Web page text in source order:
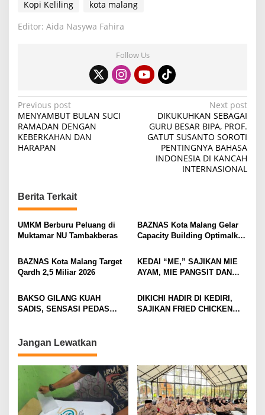
Kopi Keliling
kota malang
Editor: Aida Nasywa Fahira
Follow Us
P
o
s
a
v
i
g
a
t
o
Previous post
MENYAMBUT BULAN SUCI
RAMADAN DENGAN
KEBERKAHAN DAN
HARAPAN
Next post
DIKUKUHKAN SEBAGAI
GURU BESAR BIPA, PROF.
GATUT SUSANTO SOROTI
PENTINGNYA BAHASA
INDONESIA DI KANCAH
INTERNASIONAL
Berita Terkait
UMKM Berburu Peluang di
Muktamar NU Tambakberas
BAZNAS Kota Malang Gelar
Capacity Building Optimalkan
BAZNAS Kota Malang Target
Qardh 2,5 Miliar 2026
KEDAI “ME,” SAJIKAN MIE
AYAM, MIE PANGSIT DAN
SAJA
BAKSO GILANG KUAH
SADIS, SENSASI PEDAS
IKONIKNYA
DIKICHI HADIR DI KEDIRI,
SAJIKAN FRIED CHICKEN
Jangan Lewatkan